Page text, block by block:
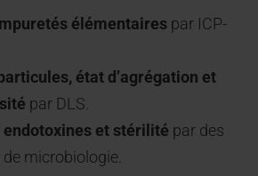
élémentaires par ICP-
état d’agrégation et
par DLS.
endotoxines et stérilité par des
microbiologie.